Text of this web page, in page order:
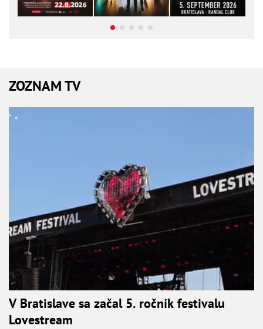
ZOZNAM TV
V Bratislave sa začal 5. ročník festivalu
Lovestream